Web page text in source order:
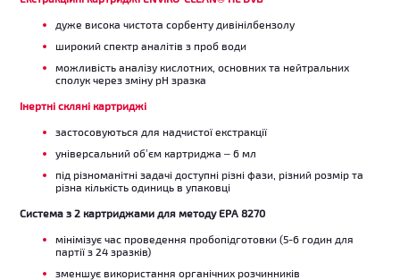
дуже висока чистота сорбенту дивінілбензолу
широкий спектр аналітів з проб води
можливість аналізу кислотних, основних та нейтральних
сполук через зміну pH зразка
Інертні скляні картриджі
застосовуються для надчистої екстракції
універсальний об’єм картриджа – 6 мл
під різноманітні задачі доступні різні фази, різний розмір та
різна кількість одиниць в упаковці
Cистема з 2 картриджами для методу EPA 8270
мінімізує час проведення пробопідготовки (5-6 годин для
партії з 24 зразків)
зменшує використання органічних розчинників